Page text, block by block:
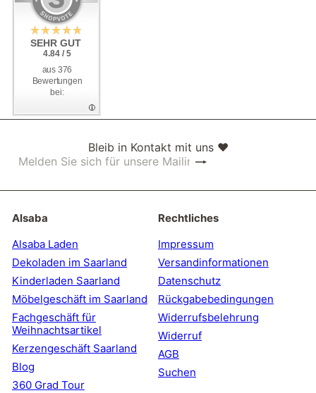
SEHR GUT
4.84 / 5
aus 376
Bewertungen
bei:
SEHR GUT
4.84 / 5
aus 376
Bewertungen
bei:
Bleib in Kontakt mit uns ❤
Abonnieren
Melden
sich
unsere
Mailingliste
an
Alsaba
Alsaba Laden
Dekoladen im Saarland
Kinderladen Saarland
Möbelgeschäft im Saarland
Fachgeschäft für
Weihnachtsartikel
Kerzengeschäft Saarland
Blog
360 Grad Tour
Rechtliches
Impressum
Versandinformationen
Datenschutz
Rückgabebedingungen
Widerrufsbelehrung
Widerruf
AGB
Suchen